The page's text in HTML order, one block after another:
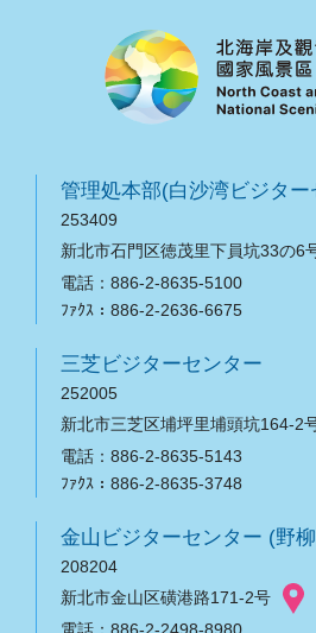
管理処本部(白沙湾ビジター
253409
新北市石門区徳茂里下員坑33の6
電話：886-2-8635-5100
ﾌｧｸｽ：886-2-2636-6675
三芝ビジターセンター
252005
新北市三芝区埔坪里埔頭坑164-2
電話：886-2-8635-5143
ﾌｧｸｽ：886-2-8635-3748
金山ビジターセンター (野
208204
新北市金山区磺港路171-2号
電話：886-2-2498-8980